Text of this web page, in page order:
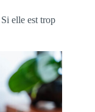
elle est trop